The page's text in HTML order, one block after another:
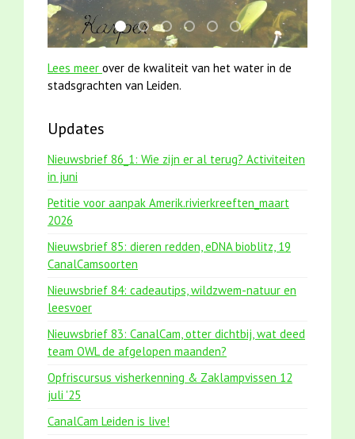
smoelenboek fifi en karper nieuwsbrief-
jun2021 28 brasem en rietvoorns 4a
mei2021 watervogelmethode fuut
karper met kattenklimtouw
jun2021 zaklv 5 snoekje
mei2021 1 snoekje
Lees meer over de kwaliteit van het water in de
stadsgrachten van Leiden.
Updates
Nieuwsbrief 86_1: Wie zijn er al terug? Activiteiten
in juni
Petitie voor aanpak Amerik.rivierkreeften_maart
2026
Nieuwsbrief 85: dieren redden, eDNA bioblitz, 19
CanalCamsoorten
Nieuwsbrief 84: cadeautips, wildzwem-natuur en
leesvoer
Nieuwsbrief 83: CanalCam, otter dichtbij, wat deed
team OWL de afgelopen maanden?
Opfriscursus visherkenning & Zaklampvissen 12
juli '25
CanalCam Leiden is live!